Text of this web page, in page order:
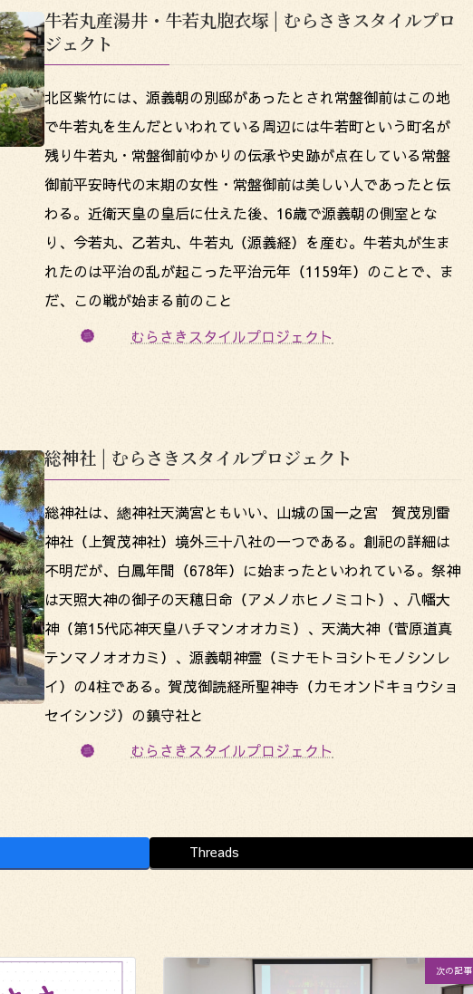
牛若丸産湯井・牛若丸胞衣塚 | むらさきスタイルプロ
ジェクト
北区紫竹には、源義朝の別邸があったとされ常盤御前はこの地
で牛若丸を生んだといわれている周辺には牛若町という町名が
残り牛若丸・常盤御前ゆかりの伝承や史跡が点在している常盤
御前平安時代の末期の女性・常盤御前は美しい人であったと伝
わる。近衛天皇の皇后に仕えた後、16歳で源義朝の側室とな
り、今若丸、乙若丸、牛若丸（源義経）を産む。牛若丸が生ま
れたのは平治の乱が起こった平治元年（1159年）のことで、ま
だ、この戦が始まる前のこと
むらさきスタイルプロジェクト
総神社 | むらさきスタイルプロジェクト
総神社は、總神社天満宮ともいい、山城の国一之宮 賀茂別雷
神社（上賀茂神社）境外三十八社の一つである。創祀の詳細は
不明だが、白鳳年間（678年）に始まったといわれている。祭神
は天照大神の御子の天穂日命（アメノホヒノミコト）、八幡大
神（第15代応神天皇ハチマンオオカミ）、天満大神（菅原道真
テンマノオオカミ）、源義朝神霊（ミナモトヨシトモノシンレ
イ）の4柱である。賀茂御読経所聖神寺（カモオンドキョウショ
セイシンジ）の鎮守社と
むらさきスタイルプロジェクト
Threads
次の記事